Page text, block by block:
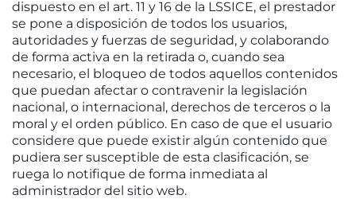
dispuesto en el art. 11 y 16 de la LSSICE, el prestador
se pone a disposición de todos los usuarios,
autoridades y fuerzas de seguridad, y colaborando
de forma activa en la retirada o, cuando sea
necesario, el bloqueo de todos aquellos contenidos
que puedan afectar o contravenir la legislación
nacional, o internacional, derechos de terceros o la
moral y el orden público. En caso de que el usuario
considere que puede existir algún contenido que
pudiera ser susceptible de esta clasificación, se
ruega lo notifique de forma inmediata al
administrador del sitio web.